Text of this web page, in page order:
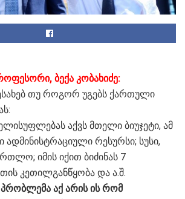
ბექა კობახიძე:
თუ როგორ უგებს ქართული
აქვს მთელი ბიუჯეტი, ამ
ადმინისტრაციული რესურსი; სუსი,
იმის იქით ბიძინას 7
კეთილგანწყობა და ა.შ.
აქ არის ის რომ